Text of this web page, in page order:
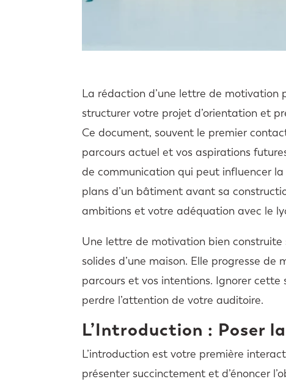
La rédaction d’une lettre de
structurer votre projet d’orientation et
Ce document, souvent le premier
parcours actuel et vos aspirations
de communication qui peut influencer la
plans d’un bâtiment avant sa
ambitions et votre adéquation avec le
Une lettre de motivation bien
solides d’une maison. Elle progresse
parcours et vos intentions. Ignorer
perdre l’attention de votre auditoire.
L’Introduction : Poser
L’introduction est votre première
présenter succinctement et d’énoncer